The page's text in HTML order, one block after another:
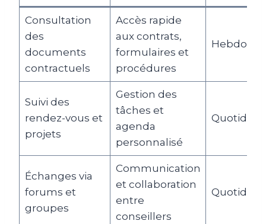
Consultation
des
documents
contractuels
Accès rapide
aux contrats,
formulaires et
procédures
Suivi des
rendez-vous et
projets
Gestion des
tâches et
agenda
personnalisé
Échanges via
forums et
groupes
Communication
et collaboration
entre
conseillers